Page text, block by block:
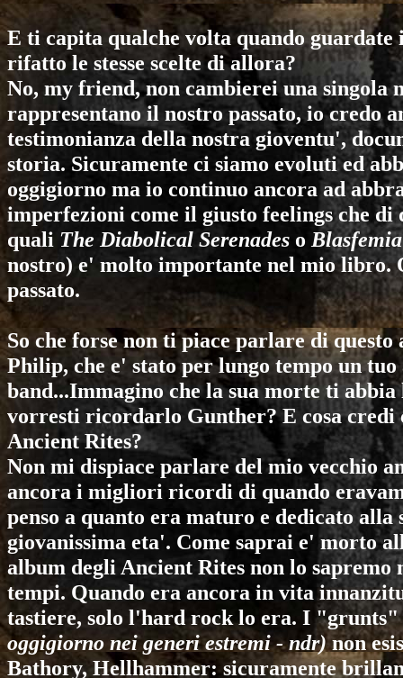
E ti capita qualche volta quando
rifatto le stesse scelte di allora?
No, my friend, non cambierei una singola
rappresentano il nostro passato, io credo
testimonianza della nostra gioventu',
storia. Sicuramente ci siamo evoluti ed
oggigiorno ma io continuo ancora ad
imperfezioni come il giusto feelings che
quali The Diabolical Serenades o
nostro) e' molto importante nel mio libro.
passato.
So che forse non ti piace parlare di
Philip, che e' stato per lungo tempo un
band...Immagino che la sua morte ti
vorresti ricordarlo Gunther? E cosa credi
Ancient Rites?
Non mi dispiace parlare del mio vecchio
ancora i migliori ricordi di quando
penso a quanto era maturo e dedicato
giovanissima eta'. Come saprai e' morto
album degli Ancient Rites non lo sapremo
tempi. Quando era ancora in vita
tastiere, solo l'hard rock lo era. I "grunts"
oggigiorno nei generi estremi - ndr)non
Bathory, Hellhammer: sicuramente